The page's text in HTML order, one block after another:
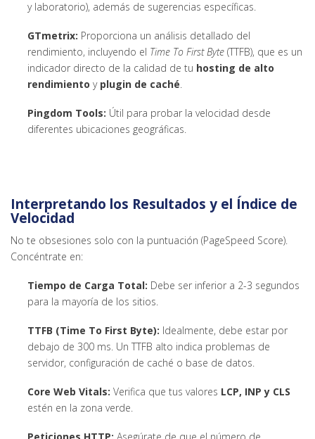
y laboratorio), además de sugerencias específicas.
GTmetrix: Proporciona un análisis detallado del
rendimiento, incluyendo el Time To First Byte (TTFB), que es un
indicador directo de la calidad de tu hosting de alto
rendimiento y plugin de caché.
Pingdom Tools: Útil para probar la velocidad desde
diferentes ubicaciones geográficas.
Interpretando los Resultados y el Índice de
Velocidad
No te obsesiones solo con la puntuación (PageSpeed Score).
Concéntrate en:
Tiempo de Carga Total: Debe ser inferior a 2-3 segundos
para la mayoría de los sitios.
TTFB (Time To First Byte): Idealmente, debe estar por
debajo de 300 ms. Un TTFB alto indica problemas de
servidor, configuración de caché o base de datos.
Core Web Vitals: Verifica que tus valores LCP, INP y CLS
estén en la zona verde.